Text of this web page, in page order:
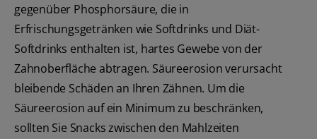
gegenüber Phosphorsäure, die in
Erfrischungsgetränken wie Softdrinks und Diät-
Softdrinks enthalten ist, hartes Gewebe von der
Zahnoberfläche abtragen. Säureerosion verursacht
bleibende Schäden an Ihren Zähnen. Um die
Säureerosion auf ein Minimum zu beschränken,
sollten Sie Snacks zwischen den Mahlzeiten